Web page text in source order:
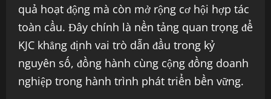
quả hoạt động mà còn mở rộng cơ hội hợp tác
toàn cầu. Đây chính là nền tảng quan trọng để
KJC khẳng định vai trò dẫn đầu trong kỷ
nguyên số, đồng hành cùng cộng đồng doanh
nghiệp trong hành trình phát triển bền vững.